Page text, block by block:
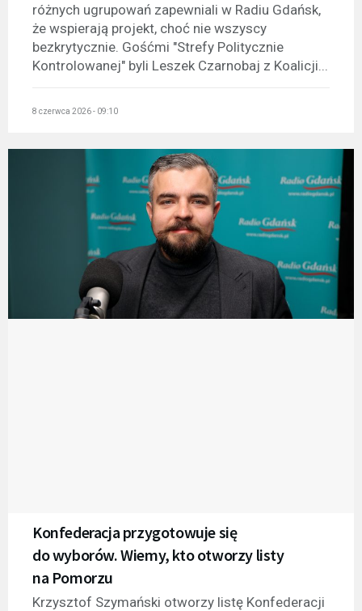
różnych ugrupowań zapewniali w Radiu Gdańsk,
że wspierają projekt, choć nie wszyscy
bezkrytycznie. Gośćmi "Strefy Politycznie
Kontrolowanej" byli Leszek Czarnobaj z Koalicji...
8 czerwca 2026 - 09:10
Konfederacja przygotowuje się
do wyborów. Wiemy, kto otworzy listy
na Pomorzu
Krzysztof Szymański otworzy listę Konfederacji